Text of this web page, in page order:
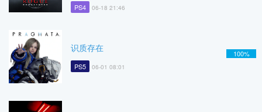
PS4 06-18 21:46
识质存在
PS5 06-01 08:01
100%